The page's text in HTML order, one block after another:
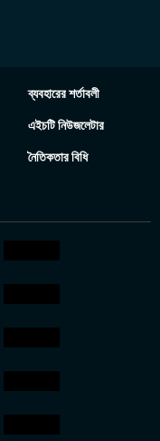
ব্যবহারের শর্তাবলী
এইচটি নিউজলেটার
নৈতিকতার বিধি